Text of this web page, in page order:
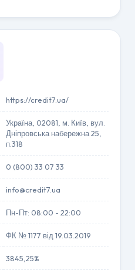
https://credit7.ua/
Україна, 02081, м. Київ, вул.
Дніпровська набережна 25,
п.318
0 (800) 33 07 33
info@credit7.ua
Пн-Пт: 08:00 - 22:00
ФК № 1177 від 19.03.2019
3845,25%